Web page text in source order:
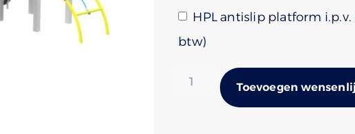
HPL antislip platform
)
Toevoegen